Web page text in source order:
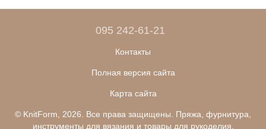
095 242-61-21
Контакты
Полная версия сайта
Карта сайта
© KnitForm, 2026. Все права защищены. Пряжа, фурнитура,
инструменты для вязания и товары для рукоделия.